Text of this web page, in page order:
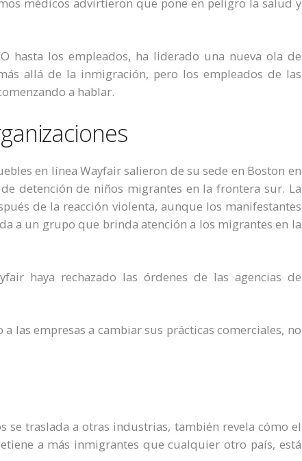
hasta los empleados, ha liderado una nueva ola de
allá de la inmigración, pero los empleados de las
a hablar.
en línea Wayfair salieron de su sede en Boston en
detención de niños migrantes en la frontera sur. La
de la reacción violenta, aunque los manifestantes
a un grupo que brinda atención a los migrantes en la
haya rechazado las órdenes de las agencias de
las empresas a cambiar sus prácticas comerciales, no
se traslada a otras industrias, también revela cómo el
a más inmigrantes que cualquier otro país, está